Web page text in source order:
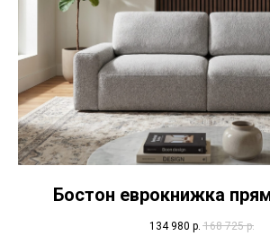
Бостон еврокнижка
134 980 р. 168 725 р.